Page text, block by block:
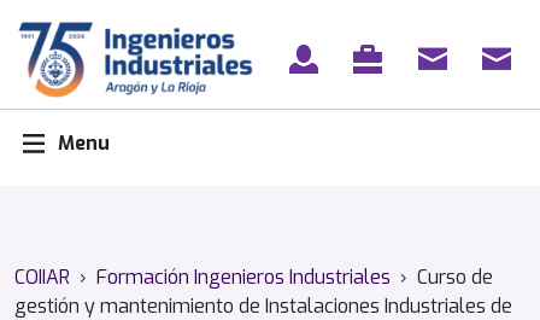
content
Menu
COIIAR › Formación Ingenieros Industriales › Curso de
gestión y mantenimiento de Instalaciones Industriales de